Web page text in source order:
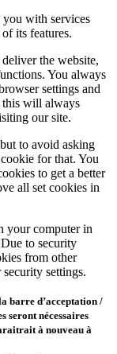
you with services
its features.
the website,
You always
settings and
this will always
our site.
to avoid asking
for that. You
to get a better
all set cookies in
your computer in
to security
from other
settings.
barre d’acceptation /
seront nécessaires
à nouveau à